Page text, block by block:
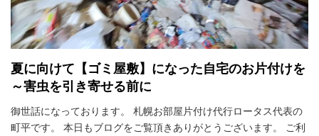
夏に向けて【ゴミ屋敷】になった自宅のお片付けを
～害虫を引き寄せる前に
御世話になっております。 札幌お部屋片付け代行ロータス代表の
町平です。 本日もブログをご覧頂きありがとうございます。 ご利